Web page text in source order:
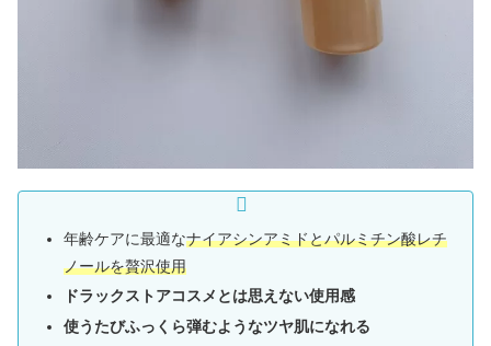
年齢ケアに最適なナイアシンアミドとパルミチン酸レチ
ノールを贅沢使用
ドラックストアコスメとは思えない使用感
使うたびふっくら弾むようなツヤ肌になれる